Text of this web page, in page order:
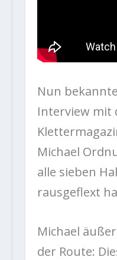
Nun
Interview mit
Michael
alle sieben
rausgeflext
Michael
der Route: